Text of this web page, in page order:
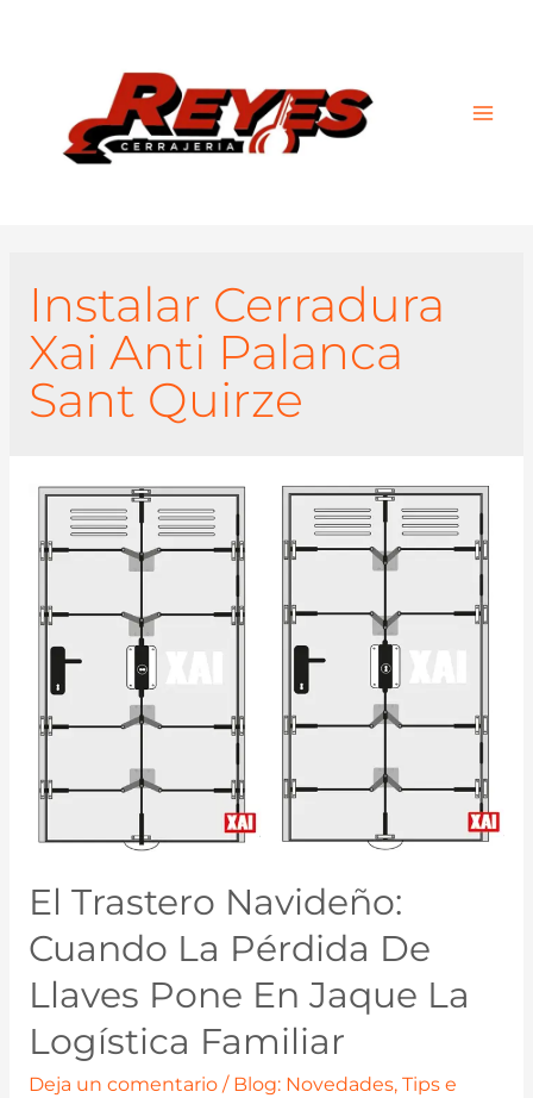
Instalar Cerradura
Xai Anti Palanca
Sant Quirze
El Trastero Navideño:
Cuando La Pérdida De
Llaves Pone En Jaque La
Logística Familiar
Deja un comentario / Blog: Novedades, Tips e